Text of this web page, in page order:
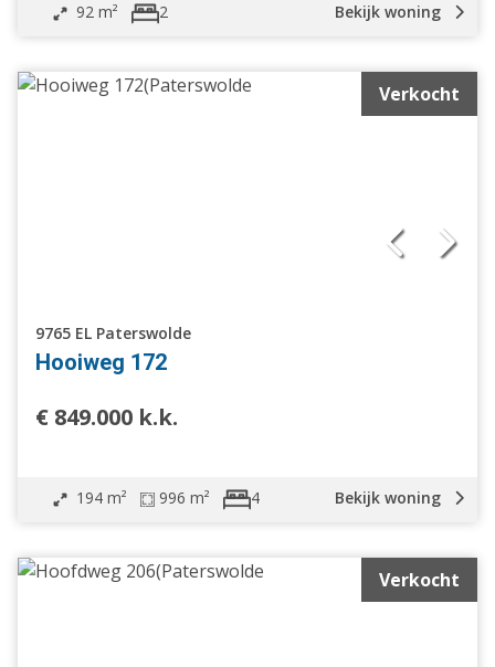
92 m² 2 Bekijk woning
Verkocht
9765 EL Paterswolde
Hooiweg 172
€ 849.000 k.k.
194 m² 996 m² 4 Bekijk woning
Verkocht